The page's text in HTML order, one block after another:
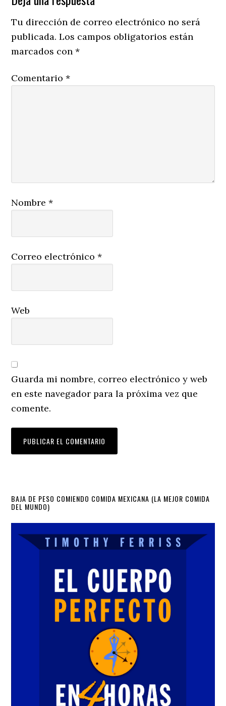
Interactions
Tu dirección de correo electrónico no será
publicada. Los campos obligatorios están
marcados con*
Comentario*
Nombre*
Correo electrónico*
Web
Guarda mi nombre, correo electrónico y web
en este navegador para la próxima vez que
comente.
Primary
Sidebar
BAJA DE PESO COMIENDO COMIDA MEXICANA (LA MEJOR COMIDA
DEL MUNDO)